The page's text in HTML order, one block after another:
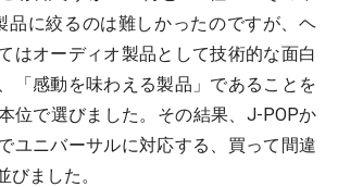
品に絞るのは難しかったのですが、ヘ
はオーディオ製品として技術的な面白
「感動を味わえる製品」であることを
位で選びました。その結果、J-POPか
ユニバーサルに対応する、買って間違
びました。